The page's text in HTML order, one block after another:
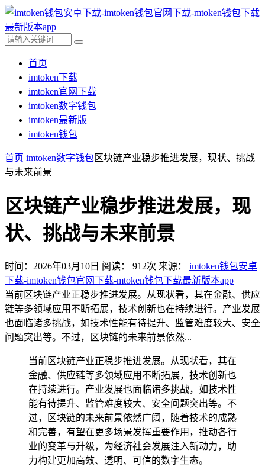
首页
imtoken下载
imtoken官网下载
imtoken数字钱包
imtoken最新版
imtoken钱包
首页 imtoken数字钱包区块链产业稳步推进发展，现状、挑战
与未来前景
区块链产业稳步推进发展，现
状、挑战与未来前景
时间：2026年03月10日 阅读： 912次 来源： imtoken钱包安卓
下载-imtoken钱包官网下载-mtoken钱包下载最新版本app
当前区块链产业正稳步推进发展。从现状看，其在金融、供应
链等多领域应用不断拓展，技术创新也在持续进行。产业发展
也面临诸多挑战，如技术性能有待提升、监管难度较大、安全
问题突出等。不过，区块链的未来前景依然...
当前区块链产业正稳步推进发展。从现状看，其在
金融、供应链等多领域应用不断拓展，技术创新也
在持续进行。产业发展也面临诸多挑战，如技术性
能有待提升、监管难度较大、安全问题突出等。不
过，区块链的未来前景依然广阔，随着技术的成熟
和完善，有望在更多场景发挥重要作用，推动各行
业的变革与升级，为经济社会发展注入新动力，助
力构建更加高效、透明、可信的数字生态。